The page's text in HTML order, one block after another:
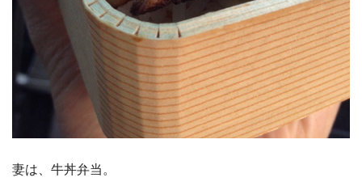
妻は、牛丼弁当。